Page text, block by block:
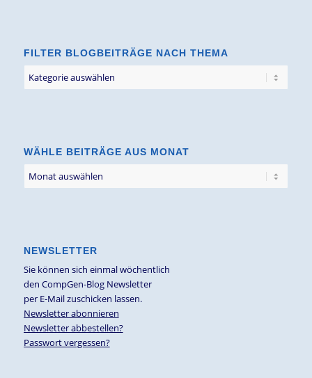
FILTER BLOGBEITRÄGE NACH THEMA
Blogbeiträge
WÄHLE BEITRÄGE AUS MONAT
NEWSLETTER
Sie können sich einmal wöchentlich
den CompGen-Blog Newsletter
per E-Mail zuschicken lassen.
Newsletter abonnieren
Newsletter abbestellen?
Passwort vergessen?